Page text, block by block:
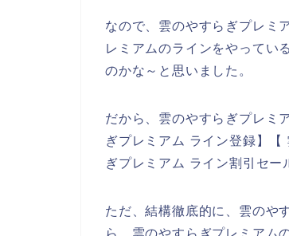
なので、雲のやすらぎプレミ
レミアムのラインをやってい
のかな～と思いました。
だから、雲のやすらぎプレミ
ぎプレミアム ライン登録】
ぎプレミアム ライン割引セー
ただ、結構徹底的に、雲のや